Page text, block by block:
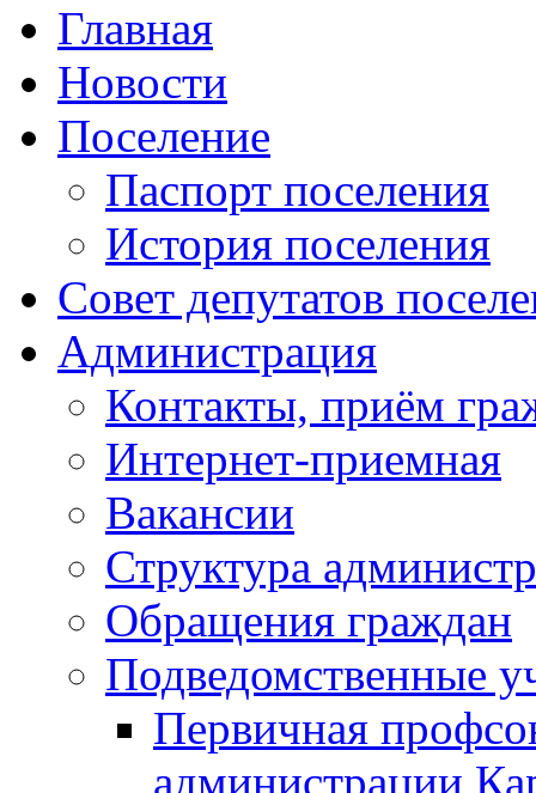
Главная
Новости
Поселение
Паспорт поселения
История поселения
Совет депутатов
Администрация
Контакты, приём
Интернет-приемная
Вакансии
Структура
Обращения граждан
Подведомственные
Первичная
администрации